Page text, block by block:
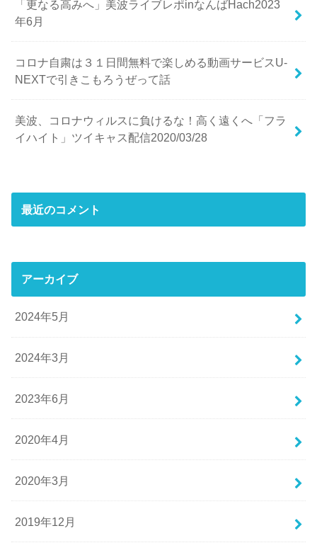
「更なる高みへ」美波ライブレポinなんばHach2023
年6月
コロナ自粛は３１日間無料で楽しめる動画サービスU-
NEXTで引きこもろうぜって話
美波、コロナウィルスに負けるな！高く遠くへ「フラ
イハイト」ツイキャス配信2020/03/28
最近のコメント
アーカイブ
2024年5月
2024年3月
2023年6月
2020年4月
2020年3月
2019年12月